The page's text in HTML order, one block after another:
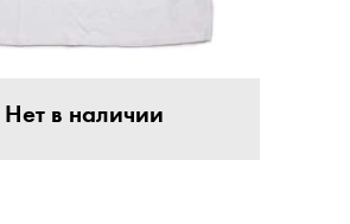
Нет в наличии